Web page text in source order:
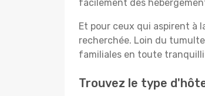
facilement des
Et pour ceux qui aspirent à
recherchée. Loin du
familiales en toute
Trouvez le type